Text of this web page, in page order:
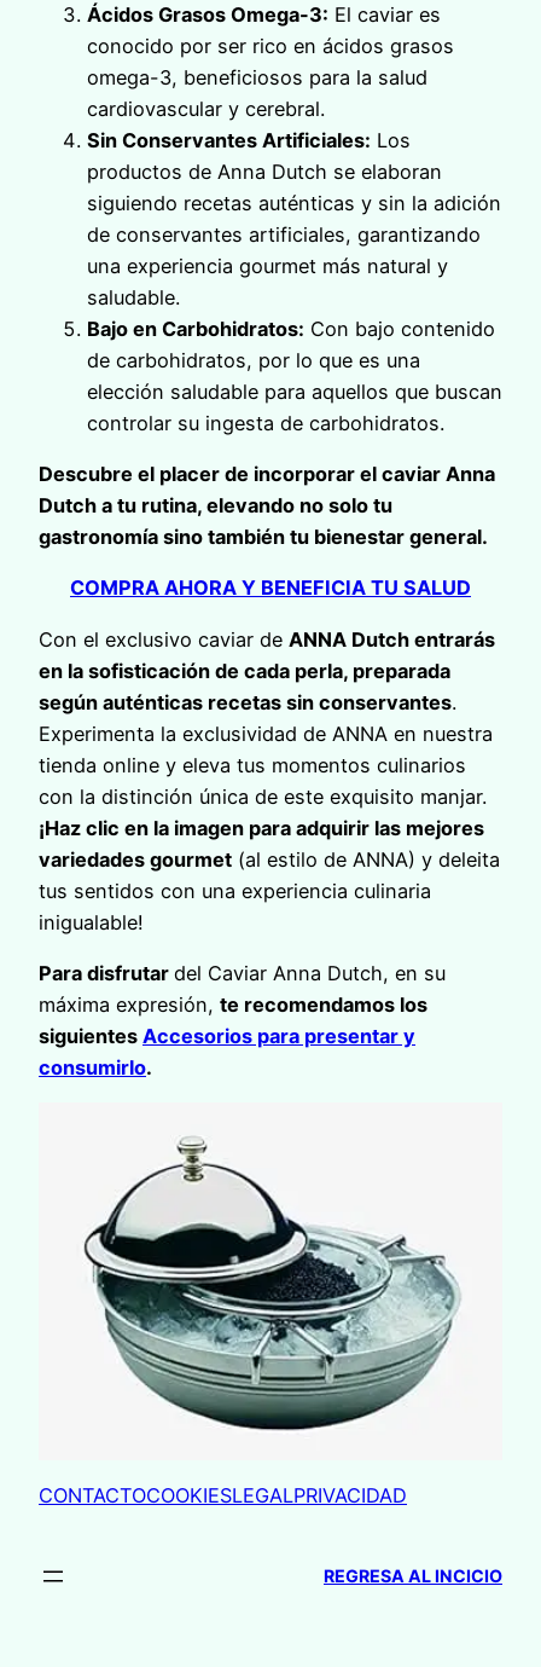
Ácidos Grasos Omega-3: El caviar es
conocido por ser rico en ácidos grasos
omega-3, beneficiosos para la salud
cardiovascular y cerebral.
Sin Conservantes Artificiales: Los
productos de Anna Dutch se elaboran
siguiendo recetas auténticas y sin la adición
de conservantes artificiales, garantizando
una experiencia gourmet más natural y
saludable.
Bajo en Carbohidratos: Con bajo contenido
de carbohidratos, por lo que es una
elección saludable para aquellos que buscan
controlar su ingesta de carbohidratos.
Descubre el placer de incorporar el caviar Anna
Dutch a tu rutina, elevando no solo tu
gastronomía sino también tu bienestar general.
COMPRA AHORA Y BENEFICIA TU SALUD
Con el exclusivo caviar de ANNA Dutch entrarás
en la sofisticación de cada perla, preparada
según auténticas recetas sin conservantes.
Experimenta la exclusividad de ANNA en nuestra
tienda online y eleva tus momentos culinarios
con la distinción única de este exquisito manjar.
¡Haz clic en la imagen para adquirir las mejores
variedades gourmet (al estilo de ANNA) y deleita
tus sentidos con una experiencia culinaria
inigualable!
Para disfrutar del Caviar Anna Dutch, en su
máxima expresión, te recomendamos los
siguientes Accesorios para presentar y
consumirlo.
CONTACTOCOOKIESLEGALPRIVACIDAD
REGRESA AL INCICIO